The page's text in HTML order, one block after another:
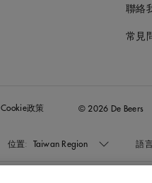
聯絡
常見
Cookie政策 © 2026 De Beers
位置: Taiwan Region 語